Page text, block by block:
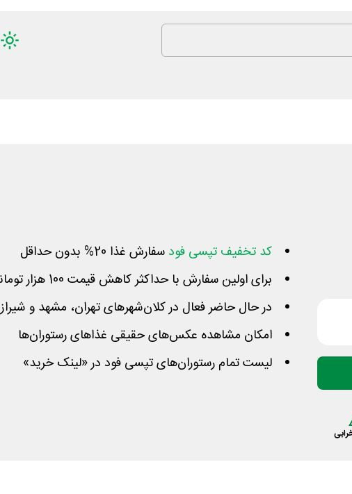
کد تخفیف تپسی فود سفارش غذا 20% بدون حداقل
برای اولین سفارش با حداکثر کاهش قیمت 100 هزار تومانی
در حال حاضر فعال در کلان‌شهرهای تهران، مشهد و شیراز
امکان مشاهده عکس‌های حقیقی غذاهای رستوران‌ها
لیست تمام رستوران‌های تپسی فود در «لینک خرید»